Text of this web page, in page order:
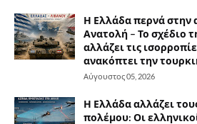
Η Ελλάδα περνά στην
Ανατολή – Το σχέδιο
αλλάζει τις
ανακόπτει την
Αύγουστος 05, 2026
Η Ελλάδα αλλάζει
πολέμου: Οι